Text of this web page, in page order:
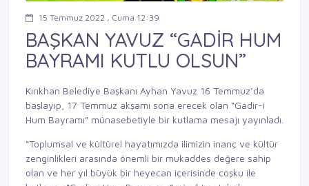
15 Temmuz 2022 , Cuma 12:39
BAŞKAN YAVUZ “GADİR HUM
BAYRAMI KUTLU OLSUN”
Kırıkhan Belediye Başkanı Ayhan Yavuz 16 Temmuz’da
başlayıp, 17 Temmuz akşamı sona erecek olan “Gadir-i
Hum Bayramı” münasebetiyle bir kutlama mesajı yayınladı.
“Toplumsal ve kültürel hayatımızda ilimizin inanç ve kültür
zenginlikleri arasında önemli bir mukaddes değere sahip
olan ve her yıl büyük bir heyecan içerisinde coşku ile